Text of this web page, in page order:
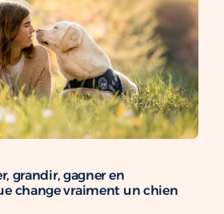
grandir, gagner en
change vraiment un chien